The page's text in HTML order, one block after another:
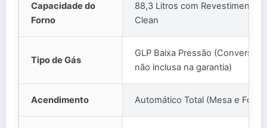
Capacidade do
Forno
88,3 Litros com Revestimento
Clean
Tipo de Gás
GLP Baixa Pressão (Conversão
não inclusa na garantia)
Acendimento Automático Total (Mesa e